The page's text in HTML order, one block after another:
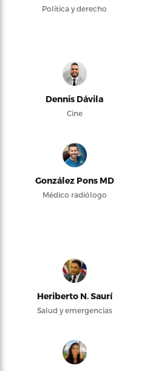
Política y derecho
Dennis Dávila
Cine
González Pons MD
Médico radiólogo
Heriberto N. Saurí
Salud y emergencias